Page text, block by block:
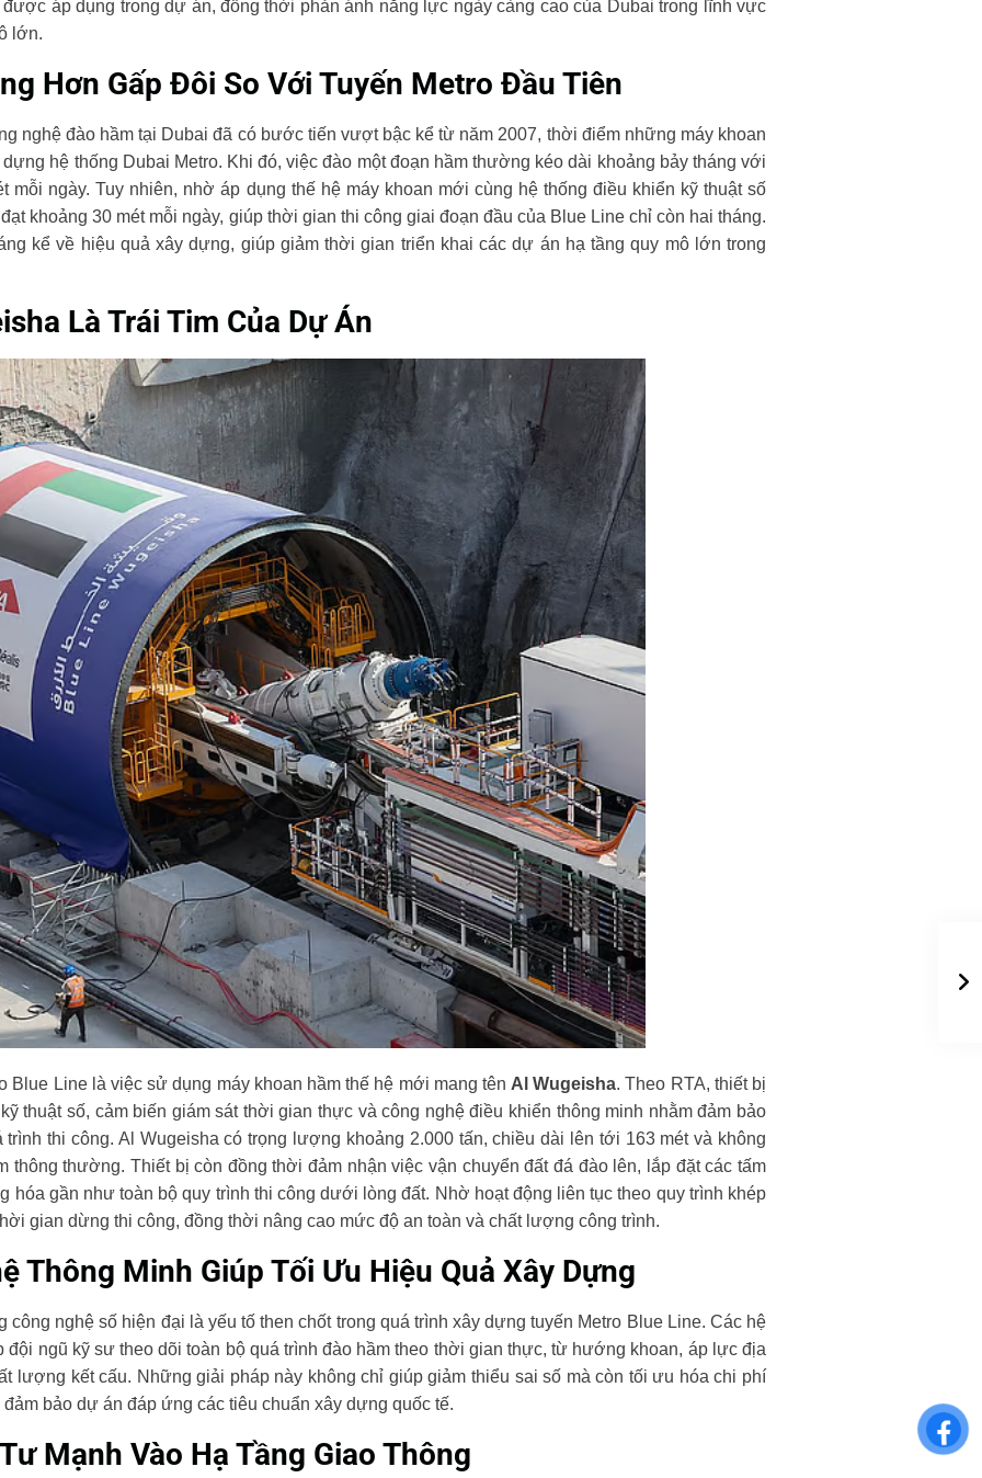
áp dụng trong dự án, đồng thời phản ánh năng lực ngày càng cao của Dubai trong lĩnh vực
lớn.
Hơn Gấp Đôi So Với Tuyến Metro Đầu Tiên
nghệ đào hầm tại Dubai đã có bước tiến vượt bậc kể từ năm 2007, thời điểm những máy khoan
hệ thống Dubai Metro. Khi đó, việc đào một đoạn hầm thường kéo dài khoảng bảy tháng với
mỗi ngày. Tuy nhiên, nhờ áp dụng thế hệ máy khoan mới cùng hệ thống điều khiển kỹ thuật số
khoảng 30 mét mỗi ngày, giúp thời gian thi công giai đoạn đầu của Blue Line chỉ còn hai tháng.
kể về hiệu quả xây dựng, giúp giảm thời gian triển khai các dự án hạ tầng quy mô lớn trong
Là Trái Tim Của Dự Án
Blue Line là việc sử dụng máy khoan hầm thế hệ mới mang tên Al Wugeisha. Theo RTA, thiết bị
thuật số, cảm biến giám sát thời gian thực và công nghệ điều khiển thông minh nhằm đảm bảo
thi công. Al Wugeisha có trọng lượng khoảng 2.000 tấn, chiều dài lên tới 163 mét và không
thông thường. Thiết bị còn đồng thời đảm nhận việc vận chuyển đất đá đào lên, lắp đặt các tấm
hóa gần như toàn bộ quy trình thi công dưới lòng đất. Nhờ hoạt động liên tục theo quy trình khép
gian dừng thi công, đồng thời nâng cao mức độ an toàn và chất lượng công trình.
Thông Minh Giúp Tối Ưu Hiệu Quả Xây Dựng
công nghệ số hiện đại là yếu tố then chốt trong quá trình xây dựng tuyến Metro Blue Line. Các hệ
đội ngũ kỹ sư theo dõi toàn bộ quá trình đào hầm theo thời gian thực, từ hướng khoan, áp lực địa
lượng kết cấu. Những giải pháp này không chỉ giúp giảm thiểu sai số mà còn tối ưu hóa chi phí
bảo dự án đáp ứng các tiêu chuẩn xây dựng quốc tế.
Mạnh Vào Hạ Tầng Giao Thông